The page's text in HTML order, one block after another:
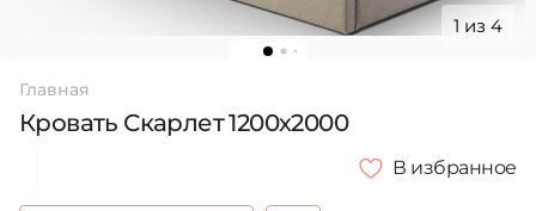
1 из 4
Главная
Кровать Скарлет 1200х2000
В избранное